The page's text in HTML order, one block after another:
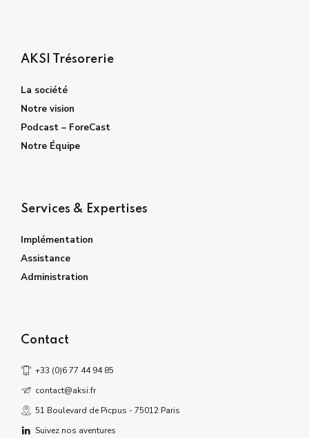
AKSI Trésorerie
La société
Notre vision
Podcast – ForeCast
Notre Équipe
Services & Expertises
Implémentation
Assistance
Administration
Contact
+33 (0)6 77 44 94 85
contact@aksi.fr
51 Boulevard de Picpus - 75012 Paris
Suivez nos aventures